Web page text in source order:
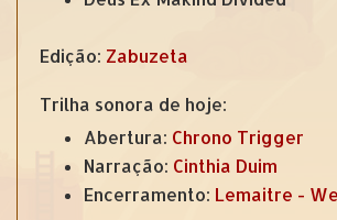
Edição: Zabuzeta
Trilha sonora de hoje:
Abertura: Chrono Trigger
Narração: Cinthia Duim
Encerramento: Lemaitre -